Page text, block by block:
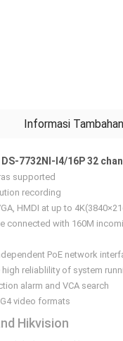
Informasi Tambahan
7732NI-I4/16P 32
supported
recording
HMDI at up to
connected with 160M
PoE network
reliablility of system
alarm and VCA search
video formats
Hikvision